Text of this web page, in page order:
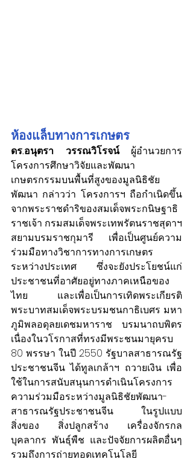
ห้องแล็บทางการเกษตร
ดร.อนุตรา วรรณวิโรจน์ ผู้อำนวยการ
โครงการศึกษาวิจัยและพัฒนา
เกษตรกรรมบนพื้นที่สูงของมูลนิธิชัย
พัฒนา กล่าวว่า โครงการฯ ถือกำเนิดขึ้น
จากพระราชดำริของสมเด็จพระกนิษฐาธิ
ราชเจ้า กรมสมเด็จพระเทพรัตนราชสุดาฯ
สยามบรมราชกุมารี เพื่อเป็นศูนย์ความ
ร่วมมือทางวิชาการทางการเกษตร
ระหว่างประเทศ ซึ่งจะยังประโยชน์แก่
ประชาชนที่อาศัยอยู่ทางภาคเหนือของ
ไทย และเพื่อเป็นการเทิดพระเกียรติ
พระบาทสมเด็จพระบรมชนกาธิเบศร มหา
ภูมิพลอดุลยเดชมหาราช บรมนาถบพิตร
เนื่องในวโรกาสที่ทรงมีพระชนมายุครบ
80 พรรษา ในปี 2550 รัฐบาลสาธารณรัฐ
ประชาชนจีน ได้ทูลเกล้าฯ ถวายเงิน เพื่อ
ใช้ในการสนับสนุนการดำเนินโครงการ
ความร่วมมือระหว่างมูลนิธิชัยพัฒนา-
สาธารณรัฐประชาชนจีน ในรูปแบบ
สิ่งของ สิ่งปลูกสร้าง เครื่องจักรกล
บุคลากร พันธุ์พืช และปัจจัยการผลิตอื่นๆ
รวมถึงการถ่ายทอดเทคโนโลยี